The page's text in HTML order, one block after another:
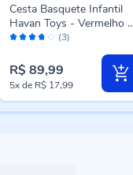
Avaliação: (3)
Cesta Basquete Infantil
Havan Toys - Vermelho e
Laranja
R$ 89,99
5xde R$ 17,99